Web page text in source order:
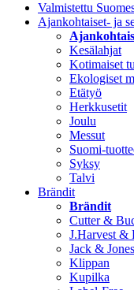
Valmistettu
Ajankohtaiset- ja
Kesälahjat
Kotimaiset
Ekologiset
Etätyö
Herkkusetit
Joulu
Messut
Suomi-
Syksy
Talvi
Brändit
Brändit
Cutter &
J.Harvest &
Jack & Jones
Klippan
Kupilka